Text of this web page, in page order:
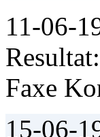
11-06-
Faxe
15-06-